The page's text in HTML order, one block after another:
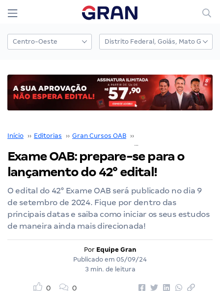
Início ›› Editorias ›› Gran Cursos OAB ››
Exame OAB: prepare-se para o
lançamento do 42° edital!
O edital do 42° Exame OAB será publicado no dia 9
de setembro de 2024. Fique por dentro das
principais datas e saiba como iniciar os seus estudos
de maneira ainda mais direcionada!
Por Equipe Gran
Publicado em 05/09/24
3 min. de leitura
0 0